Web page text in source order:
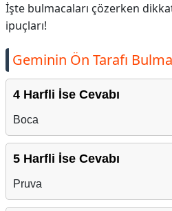
İşte bulmacaları çözerken
ipuçları!
Geminin Ön Tarafı
4 Harfli İse Cevabı
Boca
5 Harfli İse Cevabı
Pruva